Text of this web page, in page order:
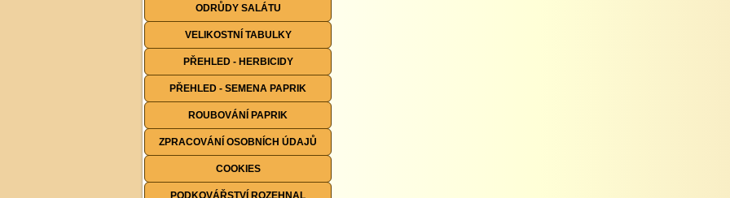
ODRŮDY SALÁTU
VELIKOSTNÍ TABULKY
PŘEHLED - HERBICIDY
PŘEHLED - SEMENA PAPRIK
ROUBOVÁNÍ PAPRIK
ZPRACOVÁNÍ OSOBNÍCH ÚDAJŮ
COOKIES
PODKOVÁŘSTVÍ ROZEHNAL